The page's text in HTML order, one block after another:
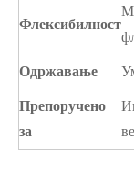
Флексибилност
Одржавање
Препоручено
за